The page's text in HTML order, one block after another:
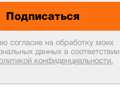
Подписаться
согласие на обработку моих
данных в соответствии
конфиденциальности.